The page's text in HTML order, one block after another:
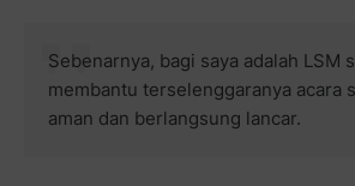
Sebenarnya, bagi saya adalah LSM
membantu terselenggaranya acara
aman dan berlangsung lancar.